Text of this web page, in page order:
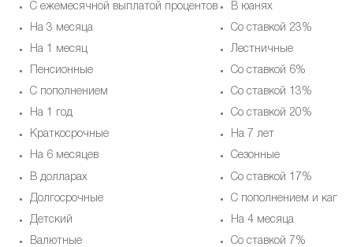
С ежемесячной выплатой процентов
На 3 месяца
На 1 месяц
Пенсионные
С пополнением
На 1 год
Краткосрочные
На 6 месяцев
В долларах
Долгосрочные
Детский
Валютные
В юанях
Со ставкой 23%
Лестничные
Со ставкой 6%
Со ставкой 13%
Со ставкой 20%
На 7 лет
Cезонные
Со ставкой 17%
С пополнением и
На 4 месяца
Со ставкой 7%